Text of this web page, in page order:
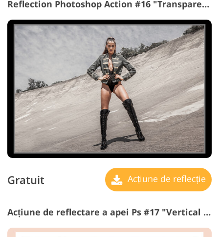
Reflection Photoshop Action #16 "Transparent Frame"
Gratuit Acțiune de reflecție
Acțiune de reflectare a apei Ps #17 "Vertical Lines"